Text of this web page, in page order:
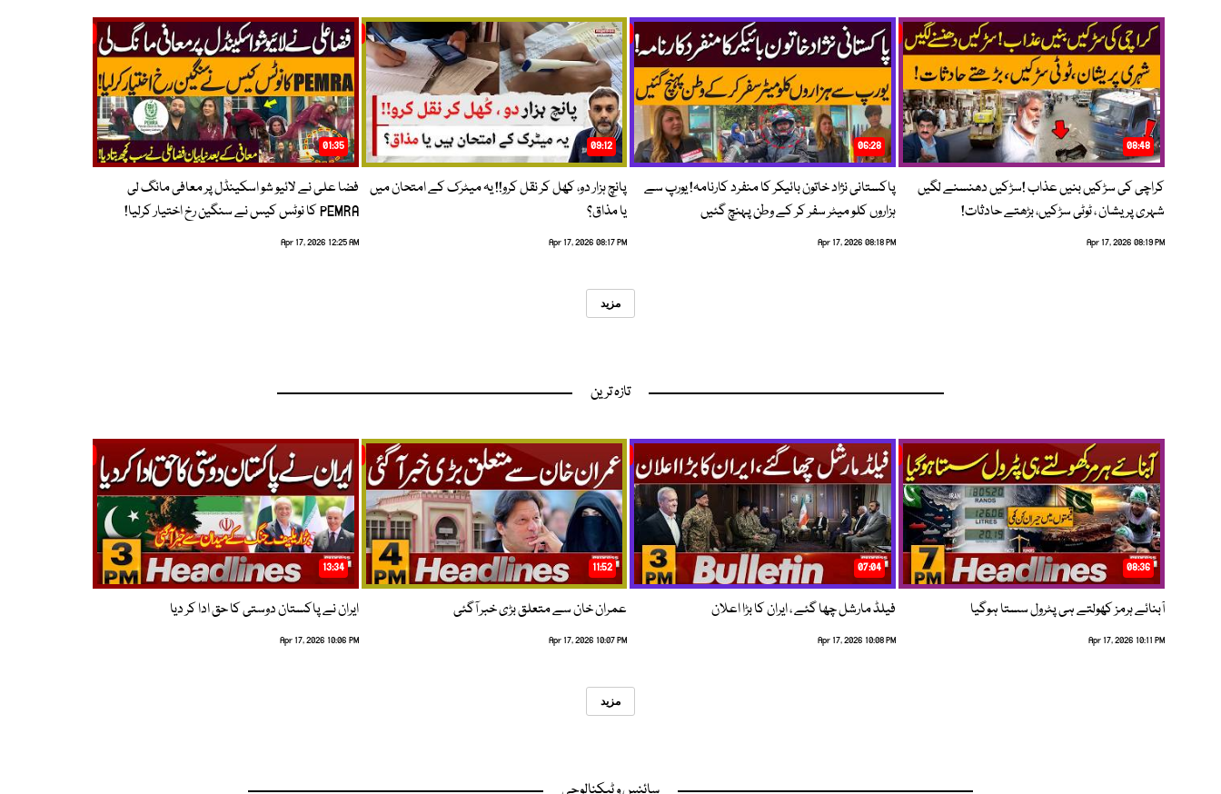
08:48
کراچی کی سڑکیں بنیں عذاب !سڑکیں دھنسنے لگیں
شہری پریشان ، ٹوٹی سڑکیں، بڑھتے حادثات!
Apr 17, 2026 08:19 PM
06:28
پاکستانی نژاد خاتون بائیکر کا منفرد کارنامہ! یورپ سے
ہزاروں کلو میٹر سفر کر کے وطن پہنچ گئیں
Apr 17, 2026 08:18 PM
09:12
پانچ ہزار دو، کھل کر نقل کرو!! یہ میٹرک کے امتحان میں
یا مذاق؟
Apr 17, 2026 08:17 PM
01:35
فضا علی نے لائیو شو اسکینڈل پر معافی مانگ لی
PEMRA کا نوٹس کیس نے سنگین رخ اختیار کرلیا!
Apr 17, 2026 12:25 AM
مزید
تازہ ترین
08:36
آبنائے ہرمز کھولتے ہی پٹرول سستا ہوگیا
Apr 17, 2026 10:11 PM
07:04
فیلڈ مارشل چھا گئے ، ایران کا بڑا اعلان
Apr 17, 2026 10:08 PM
11:52
عمران خان سے متعلق بڑی خبر آگئی
Apr 17, 2026 10:07 PM
13:34
ایران نے پاکستان دوستی کا حق ادا کر دیا
Apr 17, 2026 10:06 PM
مزید